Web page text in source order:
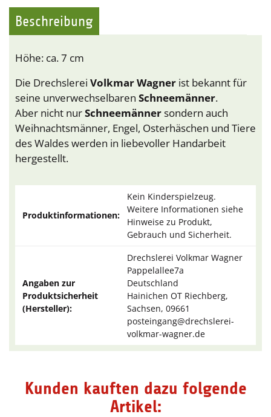
Beschreibung
Höhe: ca. 7 cm
Die Drechslerei Volkmar Wagner ist bekannt für
seine unverwechselbaren Schneemänner.
Aber nicht nurSchneemännersondern auch
Weihnachtsmänner, Engel, Osterhäschen und Tiere
des Waldes werden in liebevoller Handarbeit
hergestellt.
Produktinformationen:
Kein Kinderspielzeug.
Weitere Informationen siehe
Hinweise zu Produkt,
Gebrauch und Sicherheit.
Angaben zur
Produktsicherheit
(Hersteller):
Drechslerei Volkmar Wagner
Pappelallee7a
Deutschland
Hainichen OT Riechberg,
Sachsen, 09661
posteingang@drechslerei-
volkmar-wagner.de
Kunden kauften dazu folgende
Artikel: